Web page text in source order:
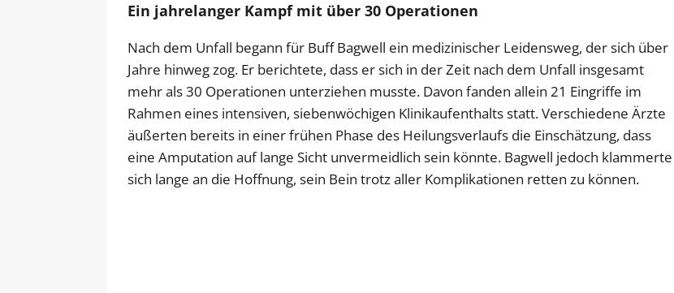
Ein jahrelanger Kampf mit über 30 Operationen
Nach dem Unfall begann für Buff Bagwell ein medizinischer Leidensweg, der sich über
Jahre hinweg zog. Er berichtete, dass er sich in der Zeit nach dem Unfall insgesamt
mehr als 30 Operationen unterziehen musste. Davon fanden allein 21 Eingriffe im
Rahmen eines intensiven, siebenwöchigen Klinikaufenthalts statt. Verschiedene Ärzte
äußerten bereits in einer frühen Phase des Heilungsverlaufs die Einschätzung, dass
eine Amputation auf lange Sicht unvermeidlich sein könnte. Bagwell jedoch klammerte
sich lange an die Hoffnung, sein Bein trotz aller Komplikationen retten zu können.